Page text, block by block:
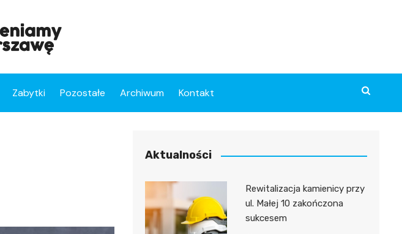
Zabytki Pozostałe Archiwum Kontakt
Aktualności
Rewitalizacja kamienicy przy
ul. Małej 10 zakończona
sukcesem